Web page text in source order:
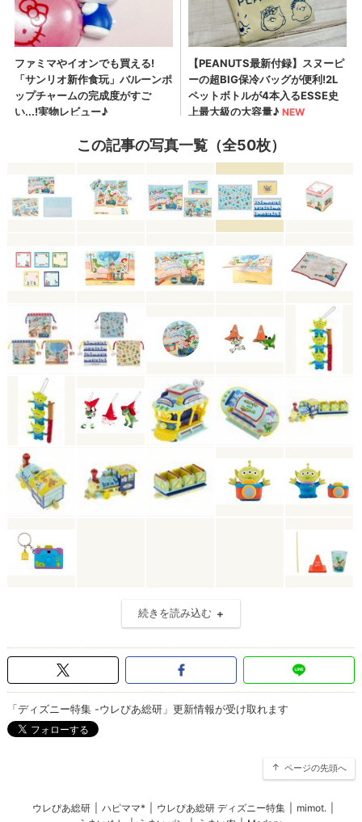
この記事の写真一覧（全50枚）
続きを読み込む
「ディズニー特集 -ウレぴあ総研」更新情報が受け取れます
ページの先頭へ
ウレぴあ総研 ハピママ* ウレぴあ総研 ディズニー特集 mimot.